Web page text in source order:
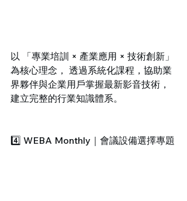
以 「專業培訓 × 產業應用 × 技術創新」
為核心理念， 透過系統化課程，協助業
界夥伴與企業用戶掌握最新影音技術，
建立完整的行業知識體系。
4️⃣ WEBA Monthly｜會議設備選擇專題